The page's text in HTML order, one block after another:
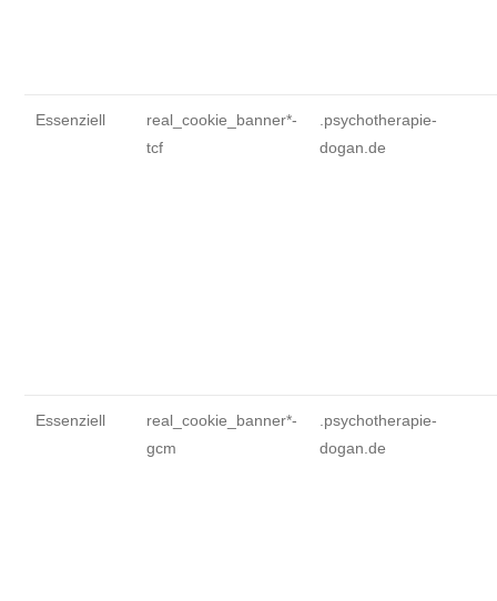
Essenziell
real_cookie_banner*-
tcf
.psychotherapie-
dogan.de
Essenziell
real_cookie_banner*-
gcm
.psychotherapie-
dogan.de